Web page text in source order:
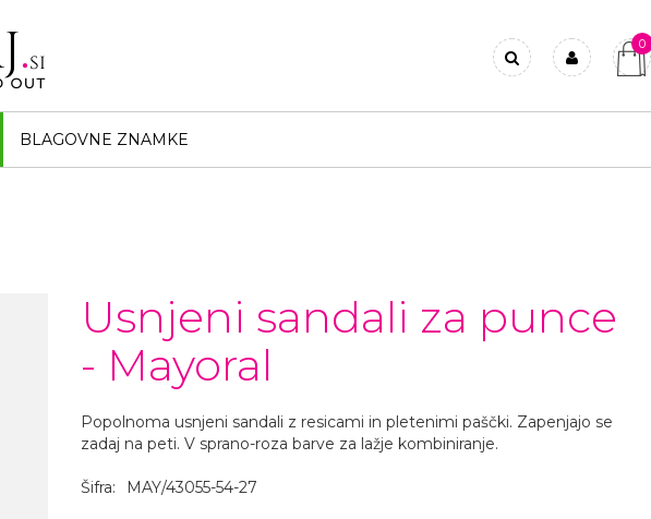
0
BLAGOVNE ZNAMKE
Usnjeni sandali za punce
- Mayoral
Popolnoma usnjeni sandali z resicami in pletenimi paščki. Zapenjajo se
zadaj na peti. V sprano-roza barve za lažje kombiniranje.
Šifra: MAY/43055-54-27